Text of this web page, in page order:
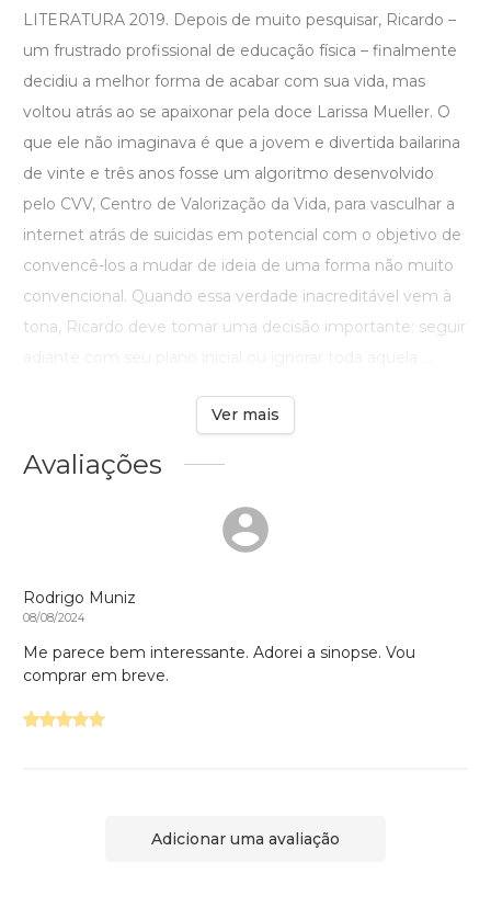
LITERATURA 2019. Depois de muito pesquisar, Ricardo –
um frustrado profissional de educação física – finalmente
decidiu a melhor forma de acabar com sua vida, mas
voltou atrás ao se apaixonar pela doce Larissa Mueller. O
que ele não imaginava é que a jovem e divertida bailarina
de vinte e três anos fosse um algoritmo desenvolvido
pelo CVV, Centro de Valorização da Vida, para vasculhar a
internet atrás de suicidas em potencial com o objetivo de
convencê-los a mudar de ideia de uma forma não muito
convencional. Quando essa verdade inacreditável vem à
tona, Ricardo deve tomar uma decisão importante: seguir
Ver mais
Avaliações
Rodrigo Muniz
08/08/2024
Me parece bem interessante. Adorei a sinopse. Vou
comprar em breve.
Adicionar uma avaliação